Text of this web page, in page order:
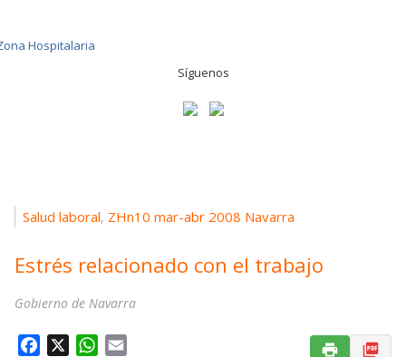
Síguenos
Salud laboral, ZHn10 mar-abr 2008 Navarra
Estrés relacionado con el trabajo
Gobierno de Navarra
W